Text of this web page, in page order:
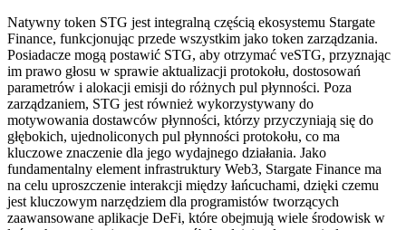
Natywny token STG jest integralną częścią ekosystemu Stargate
Finance, funkcjonując przede wszystkim jako token zarządzania.
Posiadacze mogą postawić STG, aby otrzymać veSTG, przyznając
im prawo głosu w sprawie aktualizacji protokołu, dostosowań
parametrów i alokacji emisji do różnych pul płynności. Poza
zarządzaniem, STG jest również wykorzystywany do
motywowania dostawców płynności, którzy przyczyniają się do
głębokich, ujednoliconych pul płynności protokołu, co ma
kluczowe znaczenie dla jego wydajnego działania. Jako
fundamentalny element infrastruktury Web3, Stargate Finance ma
na celu uproszczenie interakcji między łańcuchami, dzięki czemu
jest kluczowym narzędziem dla programistów tworzących
zaawansowane aplikacje DeFi, które obejmują wiele środowisk w